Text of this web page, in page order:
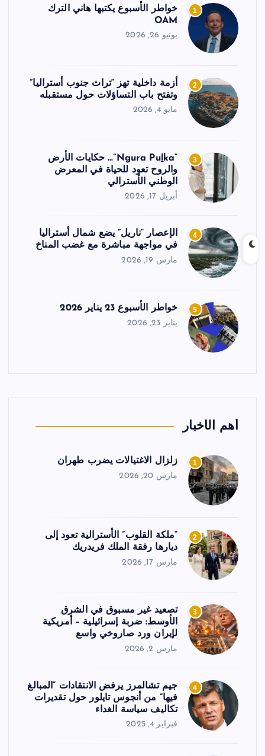
1
خواطر الأسبوع يكتبها هاني الترك
OAM
يونيو 26, 2026
2
أزمة داخلية تهز “تراث جنوب أستراليا”
وتفتح باب التساؤلات حول مستقبله
مايو 4, 2026
3
“Ngura Puḻka”… حكايات الأرض
والروح تعود للحياة في المعرض
الوطني الأسترالي
أبريل 17, 2026
4
الإعصار “ناريل” يضع شمال أستراليا
في مواجهة مباشرة مع غضب المناخ
مارس 19, 2026
5 خواطر الأسبوع 23 يناير 2026
يناير 23, 2026
أهم الأخبار
1 زلزال الاغتيالات يضرب طهران
مارس 20, 2026
2
“ملكة القلوب” الأسترالية تعود إلى
ديارها رفقة الملك فريدريك
مارس 17, 2026
3
تصعيد غير مسبوق في الشرق
الأوسط: ضربة إسرائيلية – أمريكية
لإيران ورد صاروخي واسع
مارس 2, 2026
4
جيم تشالمرز يرفض الانتقادات “المبالغ
فيها” من أنجوس تايلور حول تقديرات
تكاليف سياسة الغداء
فبراير 4, 2025